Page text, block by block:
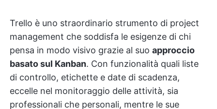
Trello è uno straordinario strumento di project
management che soddisfa le esigenze di chi
pensa in modo visivo grazie al suo approccio
basato sul Kanban. Con funzionalità quali liste
di controllo, etichette e date di scadenza,
eccelle nel monitoraggio delle attività, sia
professionali che personali, mentre le sue